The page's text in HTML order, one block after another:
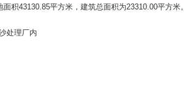
积43130.85平方米，建筑总面积为23310.00平方米。
处理厂内